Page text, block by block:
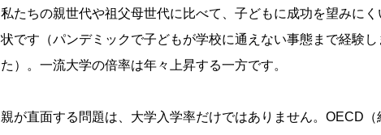
私たちの親世代や祖父母世代に比べて、子どもに成功を望みにく
状です（パンデミックで子どもが学校に通えない事態まで経験し
た）。一流大学の倍率は年々上昇する一方です。
親が直面する問題は、大学入学率だけではありません。OECD（